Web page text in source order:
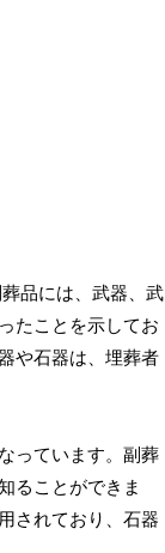
品には、武器、武
たことを示してお
や石器は、埋葬者
っています。副葬
ることができま
されており、石器